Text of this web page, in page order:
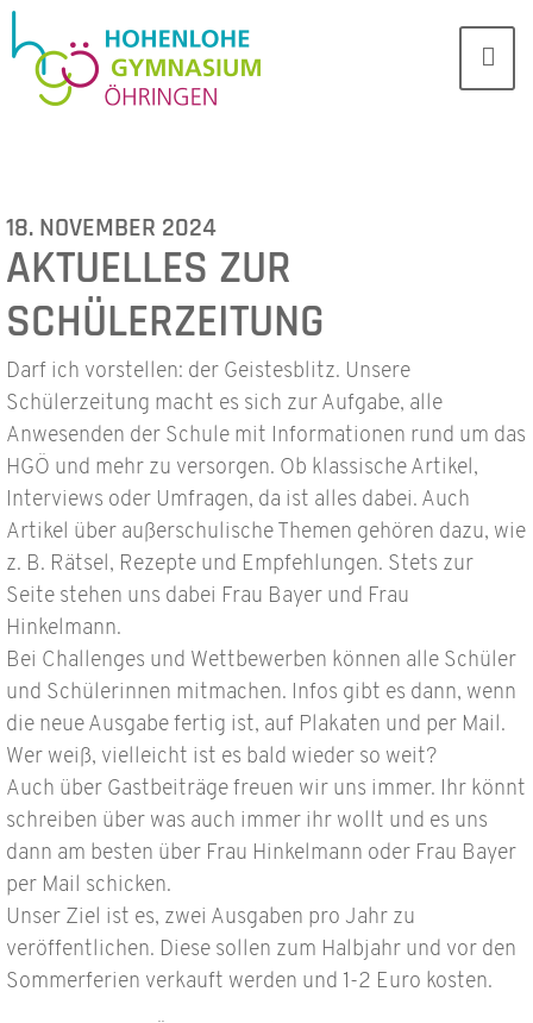
18. NOVEMBER 2024
AKTUELLES ZUR
SCHÜLERZEITUNG
Darf ich vorstellen: der Geistesblitz. Unsere
Schülerzeitung macht es sich zur Aufgabe, alle
Anwesenden der Schule mit Informationen rund um das
HGÖ und mehr zu versorgen. Ob klassische Artikel,
Interviews oder Umfragen, da ist alles dabei. Auch
Artikel über außerschulische Themen gehören dazu, wie
z. B. Rätsel, Rezepte und Empfehlungen. Stets zur
Seite stehen uns dabei Frau Bayer und Frau
Hinkelmann.
Bei Challenges und Wettbewerben können alle Schüler
und Schülerinnen mitmachen. Infos gibt es dann, wenn
die neue Ausgabe fertig ist, auf Plakaten und per Mail.
Wer weiß, vielleicht ist es bald wieder so weit?
Auch über Gastbeiträge freuen wir uns immer. Ihr könnt
schreiben über was auch immer ihr wollt und es uns
dann am besten über Frau Hinkelmann oder Frau Bayer
per Mail schicken.
Unser Ziel ist es, zwei Ausgaben pro Jahr zu
veröffentlichen. Diese sollen zum Halbjahr und vor den
Sommerferien verkauft werden und 1-2 Euro kosten.